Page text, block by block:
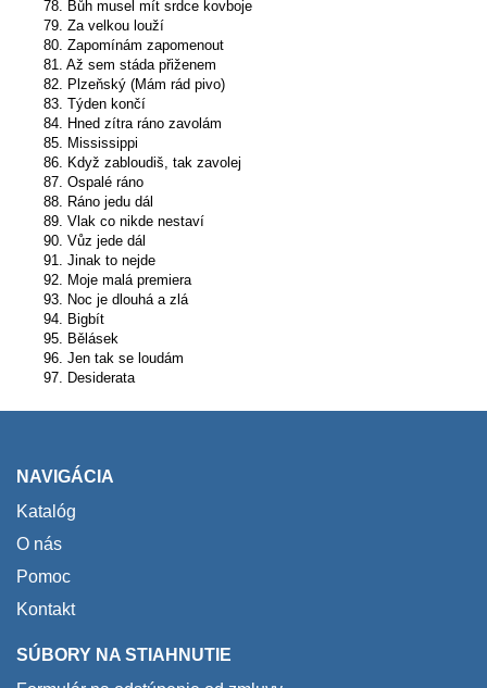
78. Bůh musel mít srdce kovboje
79. Za velkou louží
80. Zapomínám zapomenout
81. Až sem stáda přiženem
82. Plzeňský (Mám rád pivo)
83. Týden končí
84. Hned zítra ráno zavolám
85. Mississippi
86. Když zabloudiš, tak zavolej
87. Ospalé ráno
88. Ráno jedu dál
89. Vlak co nikde nestaví
90. Vůz jede dál
91. Jinak to nejde
92. Moje malá premiera
93. Noc je dlouhá a zlá
94. Bigbít
95. Bělásek
96. Jen tak se loudám
97. Desiderata
NAVIGÁCIA
Katalóg
O nás
Pomoc
Kontakt
SÚBORY NA STIAHNUTIE